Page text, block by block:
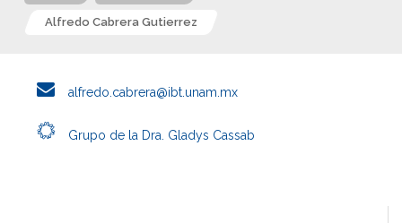
Alfredo Cabrera Gutierrez
alfredo.cabrera@ibt.unam.mx
Grupo de la Dra. Gladys Cassab